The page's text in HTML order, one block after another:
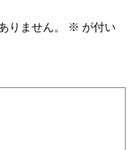
りません。 ※ が付い